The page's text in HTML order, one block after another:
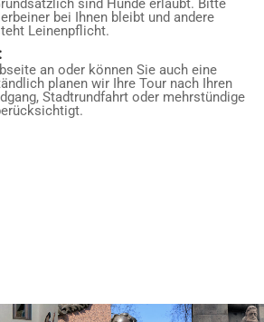
sind Hunde erlaubt. Bitte
bei Ihnen bleibt und andere
Leinenpflicht.
an oder können Sie auch eine
planen wir Ihre Tour nach Ihren
Stadtrundfahrt oder mehrstündige